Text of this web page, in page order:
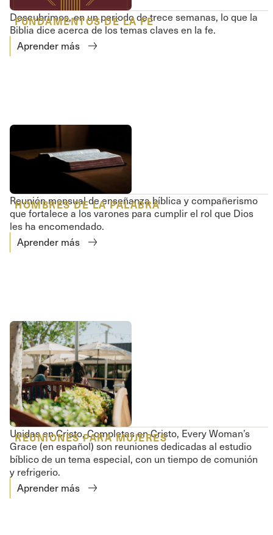
FUNDAMENTOS DE LA FE
Descubrimos, en un periodo de trece semanas, lo que la
Biblia dice acerca de los temas claves en la fe.
Aprender más
HOMBRES DE LA PALABRA
Reunión mensual de enseñanza bíblica y compañerismo
que fortalece a los varones para cumplir el rol que Dios
les ha encomendado.
Aprender más
REUNIONES PARA MUJERES
Unidas en Cristo, Completas en Cristo, Every Woman’s
Grace (en español) son reuniones dedicadas al estudio
bíblico de un tema especial, con un tiempo de comunión
y refrigerio.
Aprender más